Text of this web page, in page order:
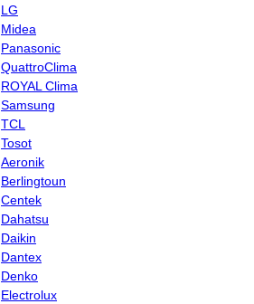
LG
Midea
Panasonic
QuattroClima
ROYAL Clima
Samsung
TCL
Tosot
Aeronik
Berlingtoun
Centek
Dahatsu
Daikin
Dantex
Denko
Electrolux